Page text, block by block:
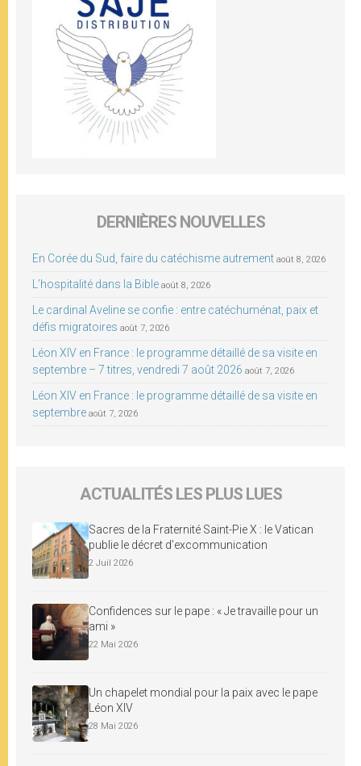
DERNIÈRES NOUVELLES
En Corée du Sud, faire du catéchisme autrement août 8, 2026
L’hospitalité dans la Bible août 8, 2026
Le cardinal Aveline se confie : entre catéchuménat, paix et
défis migratoires août 7, 2026
Léon XIV en France : le programme détaillé de sa visite en
septembre – 7 titres, vendredi 7 août 2026 août 7, 2026
Léon XIV en France : le programme détaillé de sa visite en
septembre août 7, 2026
ACTUALITÉS LES PLUS LUES
Sacres de la Fraternité Saint-Pie X : le Vatican
publie le décret d’excommunication
2 Juil 2026
Confidences sur le pape : « Je travaille pour un
ami »
22 Mai 2026
Un chapelet mondial pour la paix avec le pape
Léon XIV
28 Mai 2026